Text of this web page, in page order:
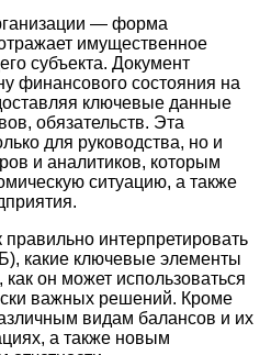
— форма
имущественное
субъекта. Документ
финансового состояния на
ключевые данные
обязательств. Эта
для руководства, но и
и аналитиков, которым
ситуацию, а также
правильно интерпретировать
какие ключевые элементы
он может использоваться
важных решений. Кроме
видам балансов и их
а также новым